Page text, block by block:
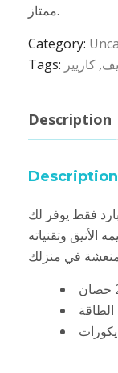
ممتاز.
Category:
Tags:
, كاريير
Description
Description
باور 2.25 حصان بارد فقط يوفر لك
الأنيق وتقنياته